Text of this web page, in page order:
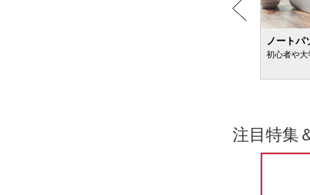
ノートパ
初心者や
注目特集